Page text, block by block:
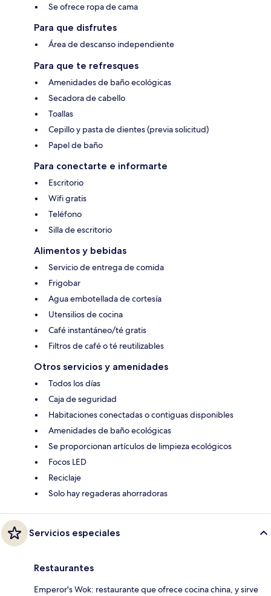
Se ofrece ropa de cama
Para que disfrutes
Área de descanso independiente
Para que te refresques
Amenidades de baño ecológicas
Secadora de cabello
Toallas
Cepillo y pasta de dientes (previa solicitud)
Papel de baño
Para conectarte e informarte
Escritorio
Wifi gratis
Teléfono
Silla de escritorio
Alimentos y bebidas
Servicio de entrega de comida
Frigobar
Agua embotellada de cortesía
Utensilios de cocina
Café instantáneo/té gratis
Filtros de café o té reutilizables
Otros servicios y amenidades
Todos los días
Caja de seguridad
Habitaciones conectadas o contiguas disponibles
Amenidades de baño ecológicas
Se proporcionan artículos de limpieza ecológicos
Focos LED
Reciclaje
Solo hay regaderas ahorradoras
Servicios especiales
Restaurantes
Emperor's Wok: restaurante que ofrece cocina china, y sirve